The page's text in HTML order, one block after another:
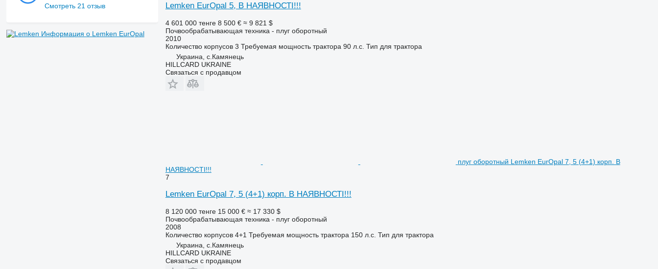
Смотреть 21 отзыв
Информация о Lemken EurOpal
Lemken EurOpal 5, В НАЯВНОСТІ!!!
4 601 000 тенге 8 500 € ≈ 9 821 $
Почвообрабатывающая техника - плуг оборотный
2010
Количество корпусов 3 Требуемая мощность трактора 90 л.с. Тип для трактора
Украина, с.Камянець
HILLCARD UKRAINE
Связаться с продавцом
плуг оборотный Lemken EurOpal 7, 5 (4+1) корп. В
НАЯВНОСТІ!!!
7
Lemken EurOpal 7, 5 (4+1) корп. В НАЯВНОСТІ!!!
8 120 000 тенге 15 000 € ≈ 17 330 $
Почвообрабатывающая техника - плуг оборотный
2008
Количество корпусов 4+1 Требуемая мощность трактора 150 л.с. Тип для трактора
Украина, с.Камянець
HILLCARD UKRAINE
Связаться с продавцом